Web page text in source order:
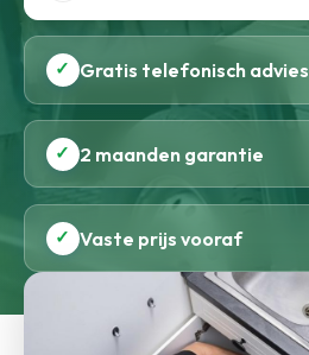
✓ Gratis telefonisch advies
✓ 2 maanden garantie
✓ Vaste prijs vooraf